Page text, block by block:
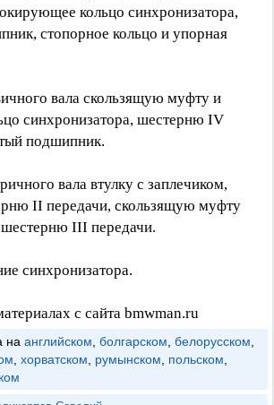
кольцо синхронизатора,
стопорное кольцо и упорная
вала скользящую муфту и
синхронизатора, шестерню IV
подшипник.
вала втулку с заплечиком,
II передачи, скользящую муфту
III передачи.
синхронизатора.
с сайта bmwman.ru
на английском болгарском белорусском
хорватском румынском польском